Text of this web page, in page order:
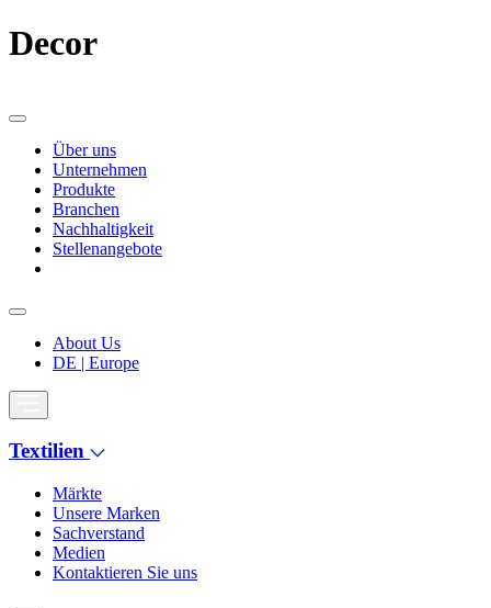
Decor
Über uns
Unternehmen
Produkte
Branchen
Nachhaltigkeit
Stellenangebote
About Us
DE | Europe
Textilien
Märkte
Unsere Marken
Sachverstand
Medien
Kontaktieren Sie uns